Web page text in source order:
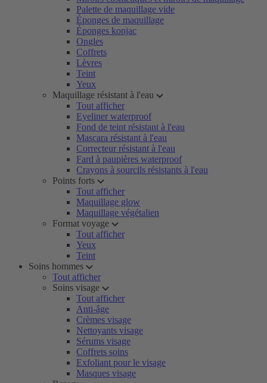
Palette de maquillage vide
Éponges de maquillage
Éponges konjac
Ongles
Coffrets
Lèvres
Teint
Yeux
Maquillage résistant à l'eau
Tout afficher
Eyeliner waterproof
Fond de teint résistant à l'eau
Mascara résistant à l'eau
Correcteur résistant à l'eau
Fard à paupières waterproof
Crayons à sourcils résistants à l'eau
Points forts
Tout afficher
Maquillage glow
Maquillage végétalien
Format voyage
Tout afficher
Yeux
Teint
Soins hommes
Tout afficher
Soins visage
Tout afficher
Anti-âge
Crèmes visage
Nettoyants visage
Sérums visage
Coffrets soins
Exfoliant pour le visage
Masques visage